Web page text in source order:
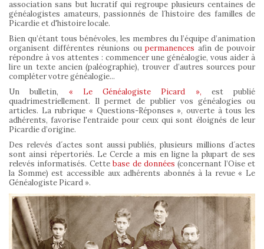
association sans but lucratif qui regroupe plusieurs centaines de
généalogistes amateurs, passionnés de l´histoire des familles de
Picardie et d'histoire locale.
Bien qu’étant tous bénévoles, les membres du l’équipe d’animation
organisent différentes réunions oupermanences afin de pouvoir
répondre à vos attentes : commencer une généalogie, vous aider à
lire un texte ancien (paléographie), trouver d’autres sources pour
compléter votre généalogie...
Un bulletin, « Le Généalogiste Picard », est publié
quadrimestriellement. Il permet de publier vos généalogies ou
articles. La rubrique « Questions-Réponses », ouverte à tous les
adhérents, favorise l'entraide pour ceux qui sont éloignés de leur
Picardie d’origine.
Des relevés d´actes sont aussi publiés, plusieurs millions d´actes
sont ainsi répertoriés. Le Cercle a mis en ligne la plupart de ses
relevés informatisés. Cettebase de données (concernant l’Oise et
la Somme) est accessible aux adhérents abonnés à la revue « Le
Généalogiste Picard ».